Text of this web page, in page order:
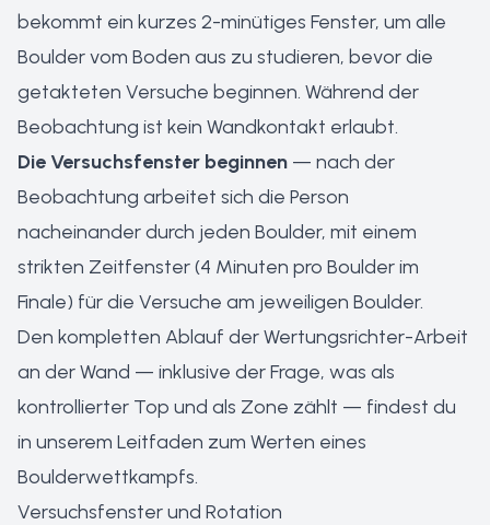
bekommt ein kurzes 2-minütiges Fenster, um alle
Boulder vom Boden aus zu studieren, bevor die
getakteten Versuche beginnen. Während der
Beobachtung ist kein Wandkontakt erlaubt.
Die Versuchsfenster beginnen — nach der
Beobachtung arbeitet sich die Person
nacheinander durch jeden Boulder, mit einem
strikten Zeitfenster (4 Minuten pro Boulder im
Finale) für die Versuche am jeweiligen Boulder.
Den kompletten Ablauf der Wertungsrichter-Arbeit
an der Wand — inklusive der Frage, was als
kontrollierter Top und als Zone zählt — findest du
in unserem Leitfaden zum Werten eines
Boulderwettkampfs.
Versuchsfenster und Rotation